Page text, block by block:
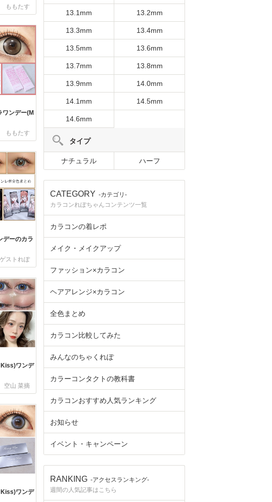
ももたす
ワンデー(M
ももたす
デーのカラ
ゲストれぽ
Kiss)ワンデ
空山 菜摘
Kiss)ワンデ
13.1mm 13.2mm
13.3mm 13.4mm
13.5mm 13.6mm
13.7mm 13.8mm
13.9mm 14.0mm
14.1mm 14.5mm
14.6mm
タイプ
ナチュラル ハーフ
CATEGORY -カテゴリ-
カラコンれぽちゃんコンテンツ一覧
カラコンの着レポ
メイク・メイクアップ
ファッション×カラコン
ヘアアレンジ×カラコン
全色まとめ
カラコン比較してみた
みんなのちゃくれぽ
カラーコンタクトの教科書
カラコンおすすめ人気ランキング
お知らせ
イベント・キャンペーン
RANKING -アクセスランキング-
週間の人気記事はこちら